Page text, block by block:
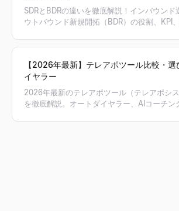
SDRとBDRの違いを徹底解説！インバウンド
ウトバウンド新規開拓（BDR）の役割、KPI
【2026年最新】テレアポツール比較・
イヤラー
2026年最新のテレアポツール（テレアポシ
を徹底解説。オートダイヤラー、AIコーチン